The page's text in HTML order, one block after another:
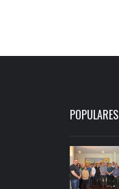
POPULARES